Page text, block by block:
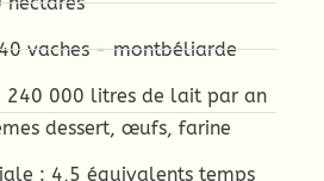
vaches - montbéliarde
240 000 litres de lait par an
dessert, œufs, farine
: 4,5 équivalents temps